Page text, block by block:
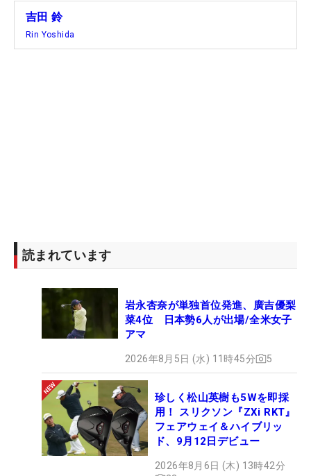
吉田 鈴
Rin Yoshida
読まれています
岩永杏奈が単独首位発進、廣吉優梨
菜4位 日本勢6人が出場/全米女子
アマ
2026年8月5日 (水) 11時45分 5
珍しく松山英樹も5Wを即採
用！ スリクソン『ZXi RKT』
フェアウェイ＆ハイブリッ
ド、9月12日デビュー
2026年8月6日 (木) 13時42分